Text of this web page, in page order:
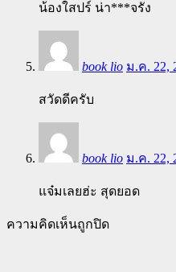
น้องใสปร์ น่า***จรัง
book lio ม.ค. 22,
สวัดดีครับ
book lio ม.ค. 22,
แจ๋มเลยฮ่ะ สุดยอด
ความคิดเห็นถูกปิด